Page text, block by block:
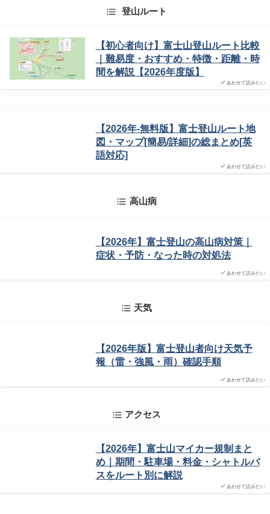
登山ルート
あわせて読みたい
【初心者向け】富士山登山ルート比較
｜難易度・おすすめ・特徴・距離・時
間を解説【2026年度版】
あわせて読みたい
【2026年-無料版】富士登山ルート地
図・マップ[簡易/詳細]の総まとめ[英
語対応]
高山病
あわせて読みたい
【2026年】富士登山の高山病対策｜
症状・予防・なった時の対処法
天気
あわせて読みたい
【2026年版】富士登山者向け天気予
報（雷・強風・雨）確認手順
アクセス
あわせて読みたい
【2026年】富士山マイカー規制まと
め｜期間・駐車場・料金・シャトルバ
スをルート別に解説